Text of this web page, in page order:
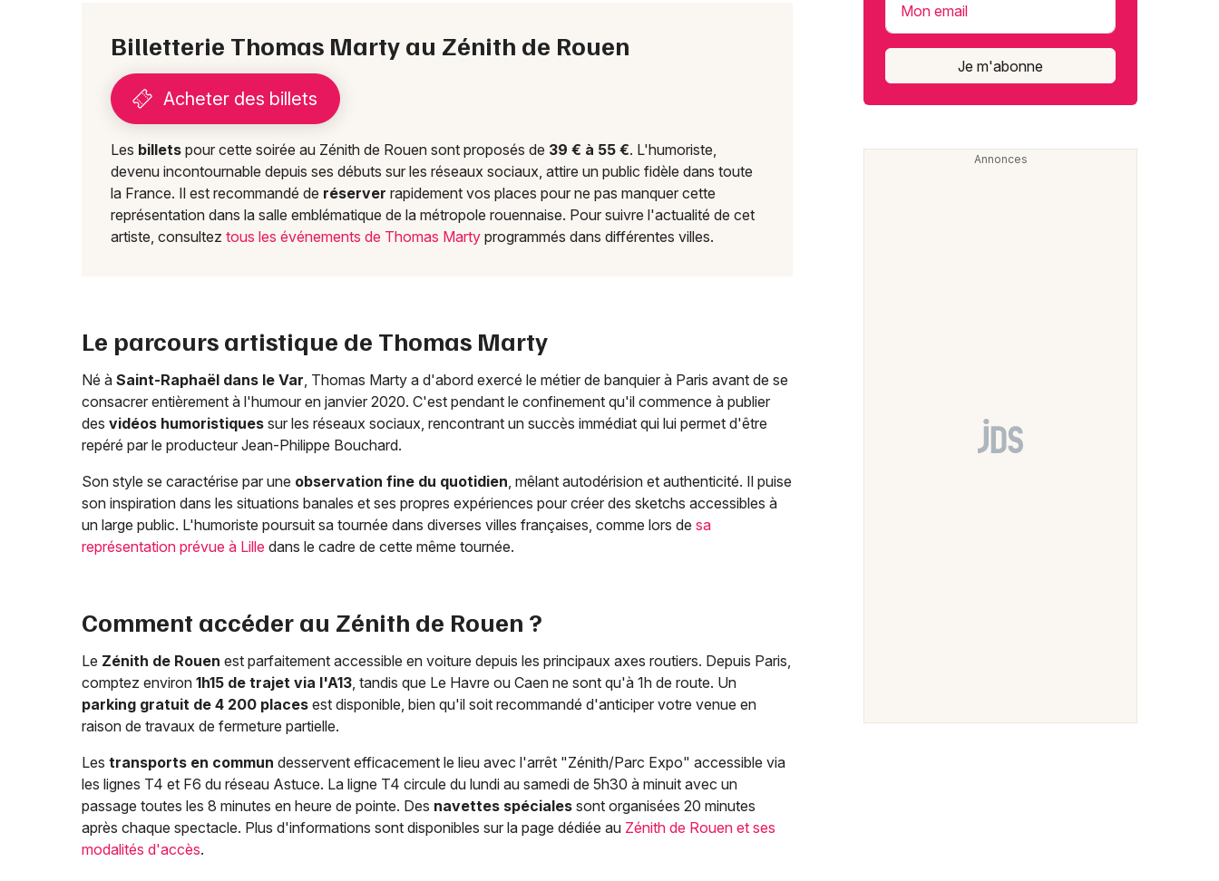
Je m'abonne
Billetterie Thomas Marty au Zénith de Rouen
Acheter des billets
Les billets pour cette soirée au Zénith de Rouen sont proposés de 39 € à 55 €. L'humoriste,
devenu incontournable depuis ses débuts sur les réseaux sociaux, attire un public fidèle dans toute
la France. Il est recommandé de réserver rapidement vos places pour ne pas manquer cette
représentation dans la salle emblématique de la métropole rouennaise. Pour suivre l'actualité de cet
artiste, consultez tous les événements de Thomas Marty programmés dans différentes villes.
Le parcours artistique de Thomas Marty
Né à Saint-Raphaël dans le Var, Thomas Marty a d'abord exercé le métier de banquier à Paris avant de se
consacrer entièrement à l'humour en janvier 2020. C'est pendant le confinement qu'il commence à publier
des vidéos humoristiques sur les réseaux sociaux, rencontrant un succès immédiat qui lui permet d'être
repéré par le producteur Jean-Philippe Bouchard.
Son style se caractérise par une observation fine du quotidien, mêlant autodérision et authenticité. Il puise
son inspiration dans les situations banales et ses propres expériences pour créer des sketchs accessibles à
un large public. L'humoriste poursuit sa tournée dans diverses villes françaises, comme lors de sa
représentation prévue à Lille dans le cadre de cette même tournée.
Comment accéder au Zénith de Rouen ?
Le Zénith de Rouen est parfaitement accessible en voiture depuis les principaux axes routiers. Depuis Paris,
comptez environ 1h15 de trajet via l'A13, tandis que Le Havre ou Caen ne sont qu'à 1h de route. Un
parking gratuit de 4 200 places est disponible, bien qu'il soit recommandé d'anticiper votre venue en
raison de travaux de fermeture partielle.
Les transports en commun desservent efficacement le lieu avec l'arrêt "Zénith/Parc Expo" accessible via
les lignes T4 et F6 du réseau Astuce. La ligne T4 circule du lundi au samedi de 5h30 à minuit avec un
passage toutes les 8 minutes en heure de pointe. Des navettes spéciales sont organisées 20 minutes
après chaque spectacle. Plus d'informations sont disponibles sur la page dédiée au Zénith de Rouen et ses
modalités d'accès.
Mon email
Je m'abonne